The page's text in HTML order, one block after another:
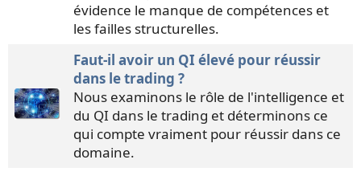
évidence le manque de compétences et
les failles structurelles.
Faut-il avoir un QI élevé pour réussir
dans le trading ?
Nous examinons le rôle de l'intelligence et
du QI dans le trading et déterminons ce
qui compte vraiment pour réussir dans ce
domaine.